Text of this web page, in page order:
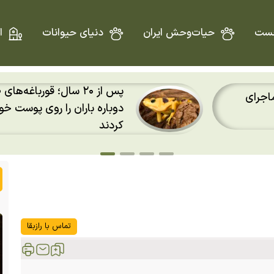
حیات‌وحش ایران دنیای حیوانات
پاناما
تصویر تقابل یک افعی با
برترین عکس سال ۲۰۲۶ شد
تماس با رازبقا